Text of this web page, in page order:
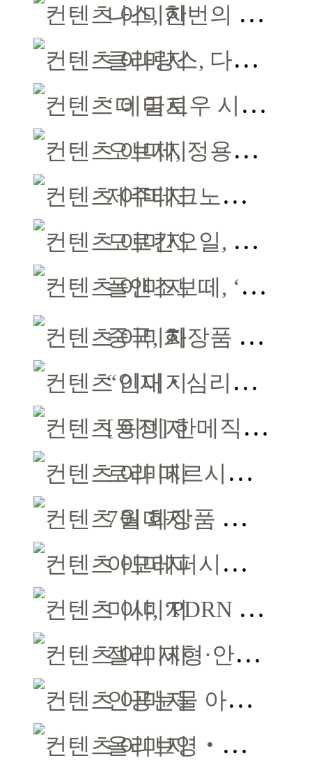
나스, 한번의 터치로 강렬한 몰입감 선사
클라랑스, 다크서클·눈가 주름 한 번에 더블 케어
‘더 글로우 시그니처’ 미국 틱톡샵 디바이스 부문 1위
오브제, 정용화 홍콩 모델 발탁 중화권 공략 강화
제주테크노파크, 입주기업 15개사 모집
모로칸오일, 올리브영 협업 8월 ‘올영픽’ 선정
폴앤조보떼, ‘나네트 페이스 컬러 리미티드’ 출시
중국, 화장품 허가·등록 대수술… 시험자료 공용 허용
“인재‧심리‧AI로 그린 미래 뷰티 교육”
[동정] 한메직협, ‘2026 뷰티페스타’ 공동 주최
로라 메르시에, 30년 카뮤플라지 헤리티지 담아
7월 화장품 수출 13.5억 달러 ‘역대 최고’
아모레퍼시픽, 2026 레드닷 어워드 본상 2개 수상
미샤, ‘PDRN NAD+ 라인업 ‘리프팅 마스크’ 출시
젤리 제형·안묻립 기술 앞세워 여름 메이크업 시장 공략
인공눈물 아닙니다 … 눈에 넣었다간 각막 손상
올리브영‧다이소‧무신사, ‘1인가구’가 이끈다